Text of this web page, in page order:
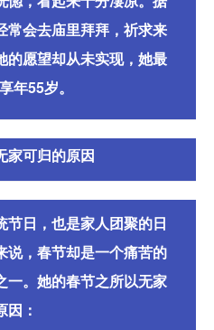
常会去庙里拜拜，祈求来
的愿望却从未实现，她最
年55岁。
家可归的原因
节日，也是家人团聚的日
说，春节却是一个痛苦的
一。她的春节之所以无家
：